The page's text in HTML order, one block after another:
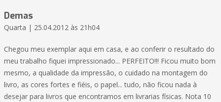
Demas
Quarta | 25.04.2012 às 21h04
Chegou meu exemplar aqui em casa, e ao conferir o resultado do
meu trabalho fiquei impressionado... PERFEITO!!! Ficou muito bom
mesmo, a qualidade da impressão, o cuidado na montagem do
livro, as cores fortes e fiéis, o papel... tudo, não ficou nada à
desejar para livros que encontramos em livrarias físicas. Nota 10